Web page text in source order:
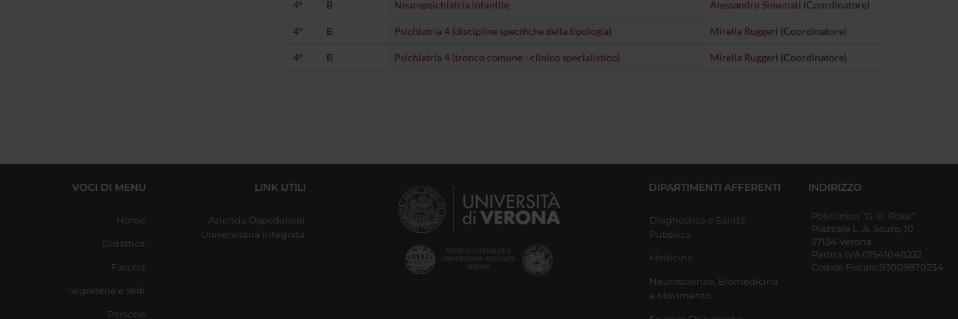
4° B Neuropsichiatria infantile Alessandro Simonati (Coordinatore)
4° B Psichiatria 4 (discipline specifiche della tipologia) Mirella Ruggeri (Coordinatore)
4° B Psichiatria 4 (tronco comune - clinico specialistico) Mirella Ruggeri (Coordinatore)
VOCI DI MENU
Home
Didattica
Facoltà
Segreterie e sedi
Persone
LINK UTILI
Azienda Ospedaliera
Universitaria Integrata
DIPARTIMENTI AFFERENTI
Diagnostica e Sanità
Pubblica
Medicina
Neuroscienze, Biomedicina
e Movimento
INDIRIZZO
Policlinico “G. B. Rossi”
Piazzale L. A. Scuro, 10
37134 Verona
Partita IVA 01541040232
Codice Fiscale:93009870234